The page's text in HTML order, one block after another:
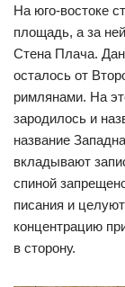
На юго-востоке
площадь, а за
Стена Плача.
осталось от
римлянами. На
зародилось и
название
вкладывают
спиной
писания и
концентрацию
в сторону.